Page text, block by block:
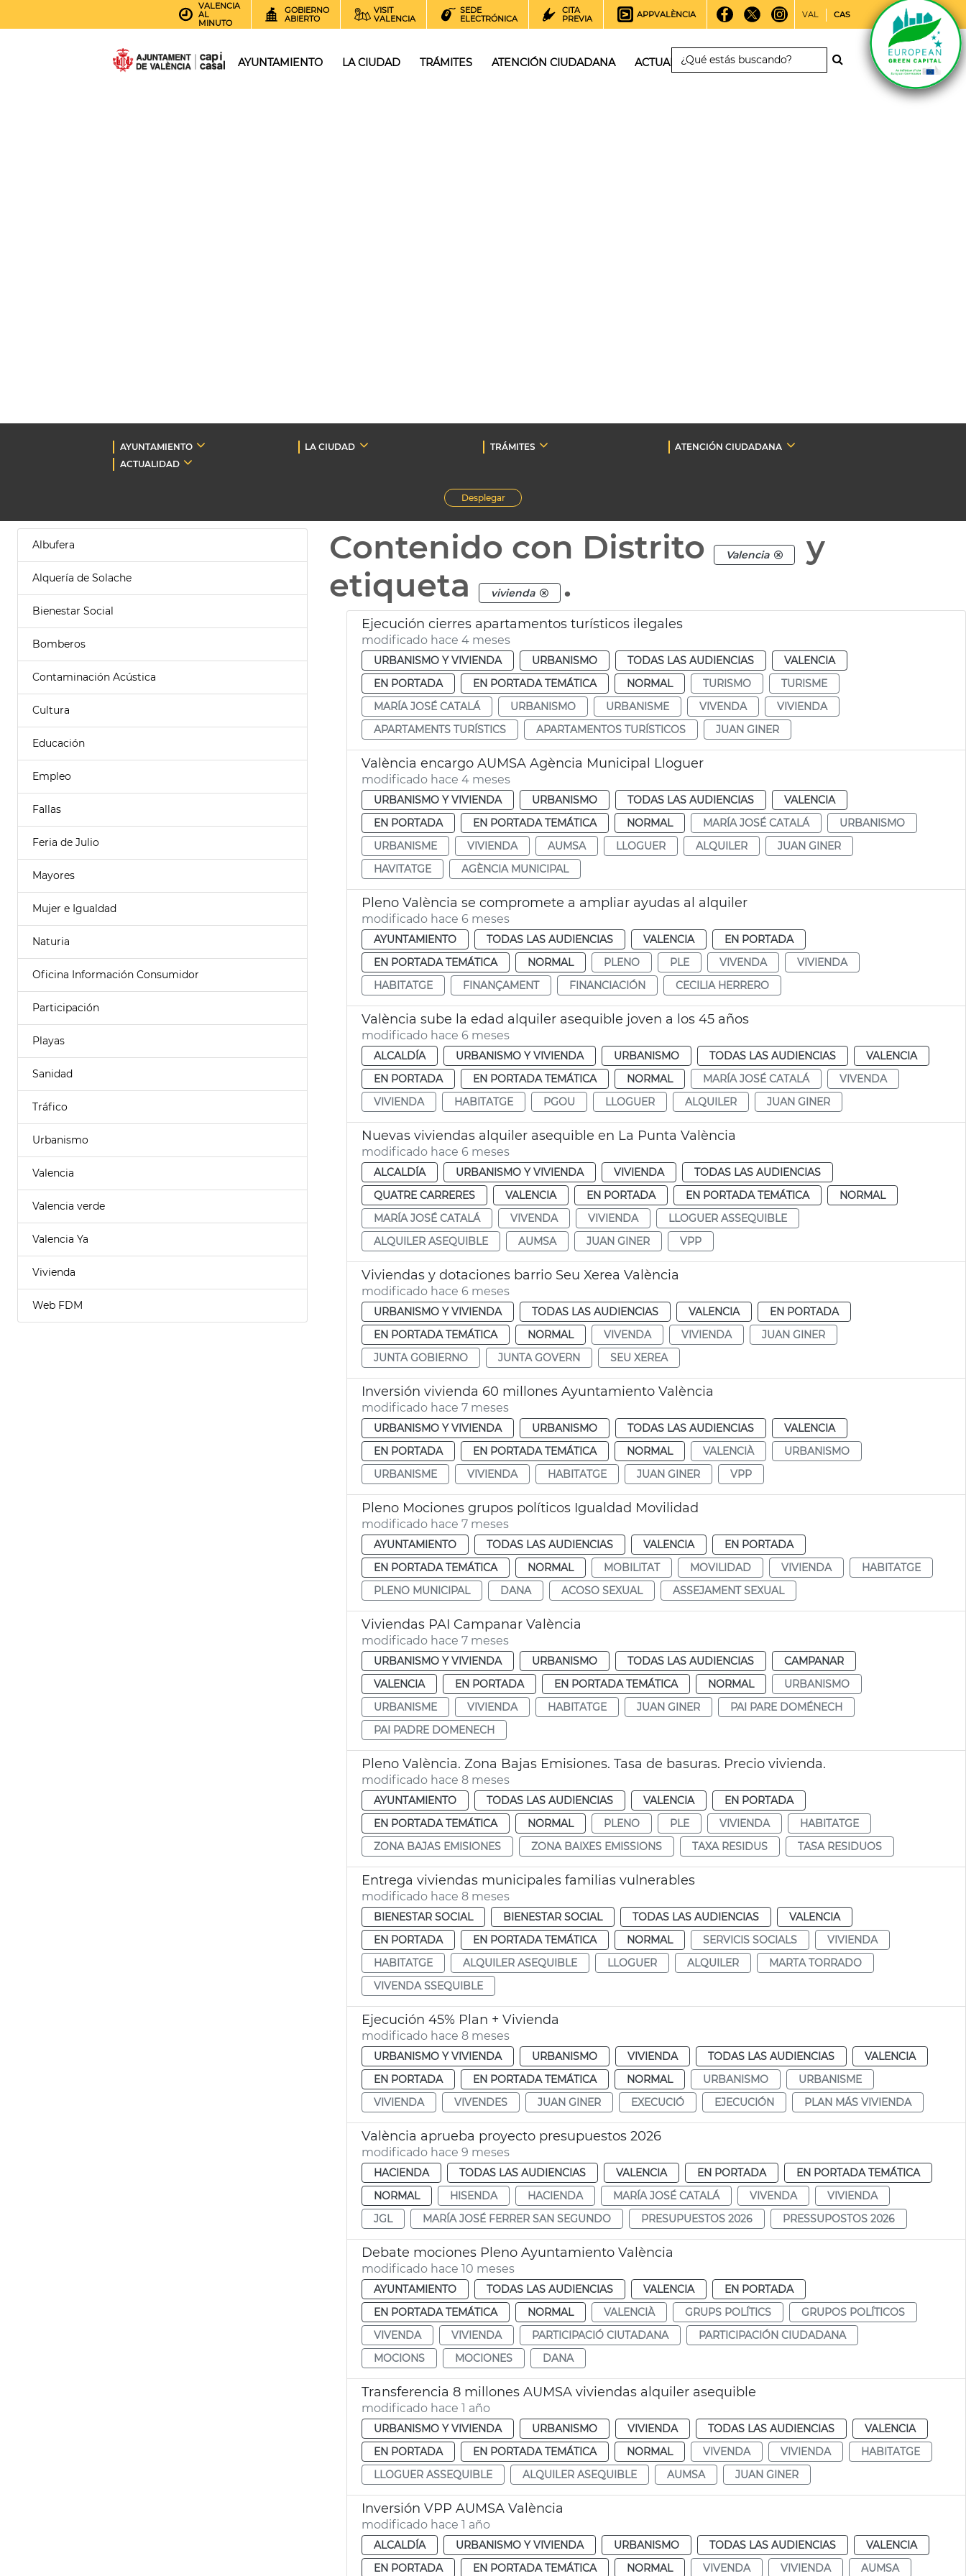
VALENCIA
AL
MINUTO
GOBIERNO
ABIERTO
VISIT
VALENCIA
SEDE
ELECTRÓNICA
CITA
PREVIA
APPVALÈNCIA VAL CAS
AYUNTAMIENTO LA CIUDAD TRÁMITES ATENCIÓN CIUDADANA ACTUALIDAD
AYUNTAMIENTO LA CIUDAD TRÁMITES
ATENCIÓN CIUDADANA
ACTUALIDAD
Desplegar
Albufera
Alquería de Solache
Bienestar Social
Bomberos
Contaminación Acústica
Cultura
Educación
Empleo
Fallas
Feria de Julio
Mayores
Mujer e Igualdad
Naturia
Oficina Información Consumidor
Participación
Playas
Sanidad
Tráfico
Urbanismo
Valencia
Valencia verde
Valencia Ya
Vivienda
Web FDM
Contenido con Distrito Valencia
y
etiqueta
vivienda .
Ejecución cierres apartamentos turísticos ilegales
modificado hace 4 meses
URBANISMO Y VIVIENDA URBANISMO TODAS LAS AUDIENCIAS
VALENCIA
EN PORTADA
EN PORTADA TEMÁTICA NORMAL TURISMO
TURISME
MARÍA JOSÉ CATALÁ
URBANISMO URBANISME VIVENDA
VIVIENDA
APARTAMENTS TURÍSTICS
APARTAMENTOS TURÍSTICOS JUAN GINER
València encargo AUMSA Agència Municipal Lloguer
modificado hace 4 meses
URBANISMO Y VIVIENDA URBANISMO TODAS LAS AUDIENCIAS
VALENCIA
EN PORTADA
EN PORTADA TEMÁTICA NORMAL MARÍA JOSÉ CATALÁ
URBANISMO
URBANISME
VIVIENDA AUMSA LLOGUER ALQUILER
JUAN GINER
HAVITATGE
AGÈNCIA MUNICIPAL
Pleno València se compromete a ampliar ayudas al alquiler
modificado hace 6 meses
AYUNTAMIENTO TODAS LAS AUDIENCIAS VALENCIA
EN PORTADA
EN PORTADA TEMÁTICA
NORMAL PLENO PLE VIVENDA
VIVIENDA
HABITATGE
FINANÇAMENT FINANCIACIÓN CECILIA HERRERO
València sube la edad alquiler asequible joven a los 45 años
modificado hace 6 meses
ALCALDÍA URBANISMO Y VIVIENDA URBANISMO TODAS LAS AUDIENCIAS
VALENCIA
EN PORTADA
EN PORTADA TEMÁTICA NORMAL MARÍA JOSÉ CATALÁ
VIVENDA
VIVIENDA
HABITATGE PGOU LLOGUER ALQUILER JUAN GINER
Nuevas viviendas alquiler asequible en La Punta València
modificado hace 6 meses
ALCALDÍA URBANISMO Y VIVIENDA VIVIENDA
TODAS LAS AUDIENCIAS
QUATRE CARRERES
VALENCIA EN PORTADA EN PORTADA TEMÁTICA
NORMAL
MARÍA JOSÉ CATALÁ
VIVENDA VIVIENDA
LLOGUER ASSEQUIBLE
ALQUILER ASEQUIBLE
AUMSA JUAN GINER VPP
Viviendas y dotaciones barrio Seu Xerea València
modificado hace 6 meses
URBANISMO Y VIVIENDA TODAS LAS AUDIENCIAS VALENCIA
EN PORTADA
EN PORTADA TEMÁTICA
NORMAL VIVENDA VIVIENDA
JUAN GINER
JUNTA GOBIERNO
JUNTA GOVERN SEU XEREA
Inversión vivienda 60 millones Ayuntamiento València
modificado hace 7 meses
URBANISMO Y VIVIENDA URBANISMO TODAS LAS AUDIENCIAS
VALENCIA
EN PORTADA
EN PORTADA TEMÁTICA NORMAL VALENCIÀ
URBANISMO
URBANISME
VIVIENDA HABITATGE JUAN GINER VPP
Pleno Mociones grupos políticos Igualdad Movilidad
modificado hace 7 meses
AYUNTAMIENTO TODAS LAS AUDIENCIAS VALENCIA
EN PORTADA
EN PORTADA TEMÁTICA
NORMAL MOBILITAT MOVILIDAD VIVIENDA
HABITATGE
PLENO MUNICIPAL
DANA ACOSO SEXUAL ASSEJAMENT SEXUAL
Viviendas PAI Campanar València
modificado hace 7 meses
URBANISMO Y VIVIENDA URBANISMO TODAS LAS AUDIENCIAS
CAMPANAR
VALENCIA
EN PORTADA EN PORTADA TEMÁTICA NORMAL
URBANISMO
URBANISME
VIVIENDA HABITATGE JUAN GINER
PAI PARE DOMÉNECH
PAI PADRE DOMENECH
Pleno València. Zona Bajas Emisiones. Tasa de basuras. Precio vivienda.
modificado hace 8 meses
AYUNTAMIENTO TODAS LAS AUDIENCIAS VALENCIA
EN PORTADA
EN PORTADA TEMÁTICA
NORMAL PLENO PLE VIVIENDA
HABITATGE
ZONA BAJAS EMISIONES
ZONA BAIXES EMISSIONS TAXA RESIDUS TASA RESIDUOS
Entrega viviendas municipales familias vulnerables
modificado hace 8 meses
BIENESTAR SOCIAL BIENESTAR SOCIAL TODAS LAS AUDIENCIAS
VALENCIA
EN PORTADA
EN PORTADA TEMÁTICA NORMAL SERVICIS SOCIALS
VIVIENDA
HABITATGE
ALQUILER ASEQUIBLE LLOGUER ALQUILER
MARTA TORRADO
VIVENDA SSEQUIBLE
Ejecución 45% Plan + Vivienda
modificado hace 8 meses
URBANISMO Y VIVIENDA URBANISMO VIVIENDA TODAS LAS AUDIENCIAS
VALENCIA
EN PORTADA
EN PORTADA TEMÁTICA NORMAL URBANISMO
URBANISME
VIVIENDA
VIVENDES JUAN GINER EXECUCIÓ EJECUCIÓN PLAN MÁS VIVIENDA
València aprueba proyecto presupuestos 2026
modificado hace 9 meses
HACIENDA TODAS LAS AUDIENCIAS VALENCIA EN PORTADA
EN PORTADA TEMÁTICA
NORMAL
HISENDA HACIENDA MARÍA JOSÉ CATALÁ VIVENDA
VIVIENDA
JGL
MARÍA JOSÉ FERRER SAN SEGUNDO PRESUPUESTOS 2026 PRESSUPOSTOS 2026
Debate mociones Pleno Ayuntamiento València
modificado hace 10 meses
AYUNTAMIENTO TODAS LAS AUDIENCIAS VALENCIA
EN PORTADA
EN PORTADA TEMÁTICA
NORMAL VALENCIÀ GRUPS POLÍTICS
GRUPOS POLÍTICOS
VIVENDA
VIVIENDA PARTICIPACIÓ CIUTADANA
PARTICIPACIÓN CIUDADANA
MOCIONS
MOCIONES DANA
Transferencia 8 millones AUMSA viviendas alquiler asequible
modificado hace 1 año
URBANISMO Y VIVIENDA URBANISMO VIVIENDA TODAS LAS AUDIENCIAS
VALENCIA
EN PORTADA
EN PORTADA TEMÁTICA NORMAL VIVENDA VIVIENDA
HABITATGE
LLOGUER ASSEQUIBLE
ALQUILER ASEQUIBLE AUMSA JUAN GINER
Inversión VPP AUMSA València
modificado hace 1 año
ALCALDÍA URBANISMO Y VIVIENDA URBANISMO TODAS LAS AUDIENCIAS
VALENCIA
EN PORTADA
EN PORTADA TEMÁTICA NORMAL VIVENDA VIVIENDA AUMSA